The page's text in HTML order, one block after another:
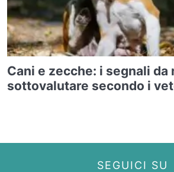
Cani e zecche: i segnali da
sottovalutare secondo i
SEGUICI SU